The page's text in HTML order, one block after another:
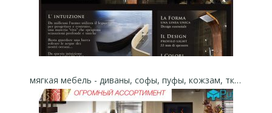
мягкая мебель - диваны, софы, пуфы, кожзам, ткани мебельные - Интернет-магазин "Puf-Gift"